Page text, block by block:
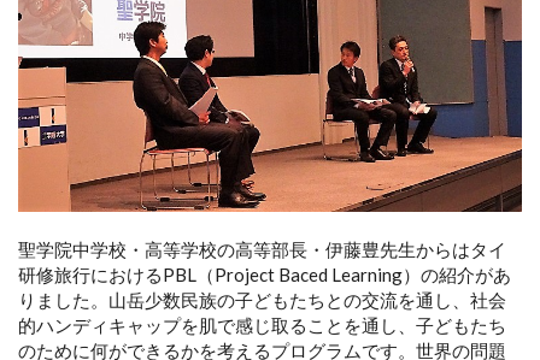
聖学院中学校・高等学校の高等部長・伊藤豊先生からはタイ
研修旅行におけるPBL（Project Baced Learning）の紹介があ
りました。山岳少数民族の子どもたちとの交流を通し、社会
的ハンディキャップを肌で感じ取ることを通し、子どもたち
のために何ができるかを考えるプログラムです。世界の問題